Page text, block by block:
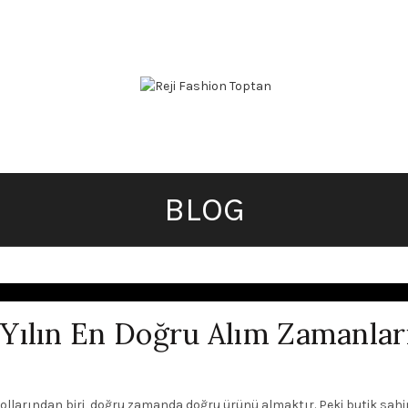
BLOG
En Doğru Alım
biri, doğru zamanda doğru ürünü almaktır. Peki butik